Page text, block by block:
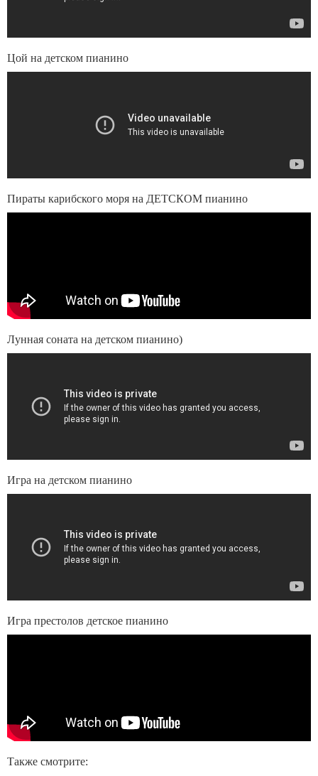
Цой на детском пианино
Пираты карибского моря на ДЕТСКОМ пианино
Лунная соната на детском пианино)
Игра на детском пианино
Игра престолов детское пианино
Также смотрите: